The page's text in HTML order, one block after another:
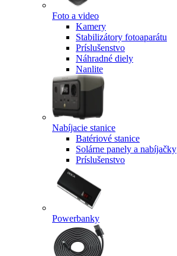
Foto a video
Kamery
Stabilizátory fotoaparátu
Príslušenstvo
Náhradné diely
Nanlite
Nabíjacie stanice
Batériové stanice
Solárne panely a nabíjačky
Príslušenstvo
Powerbanky